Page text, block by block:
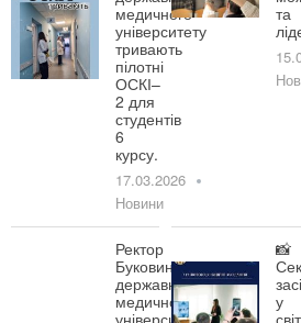
медичного
університету
тривають
пілотні
ОСКІ–
2 для
студентів
6
курсу.
17.03.2026
Новини
та
Ректор
Буковинського
державного
медичного
університету
📸
у